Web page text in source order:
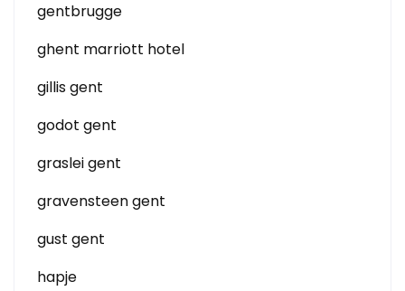
gentbrugge
ghent marriott hotel
gillis gent
godot gent
graslei gent
gravensteen gent
gust gent
hapje